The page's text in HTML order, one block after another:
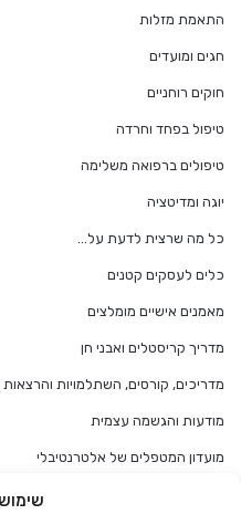
התאמת מזלות
חגים ומועדים
חוקים רוחניים
טיפול בפחד וחרדה
טיפולים ברפואה משלימה
יוגה ומדיטציה
כל מה שרצית לדעת על…
כלים לעסקים קטנים
מאמנים אישיים מומלצים
מדריך קריסטלים ואבני חן
מדריכים, קורסים, השתלמויות
מודעות והגשמה עצמית
מועדון המטפלים של אלטרנטיבלי
מורים רוחניים מומלצים להגשמה עצמית